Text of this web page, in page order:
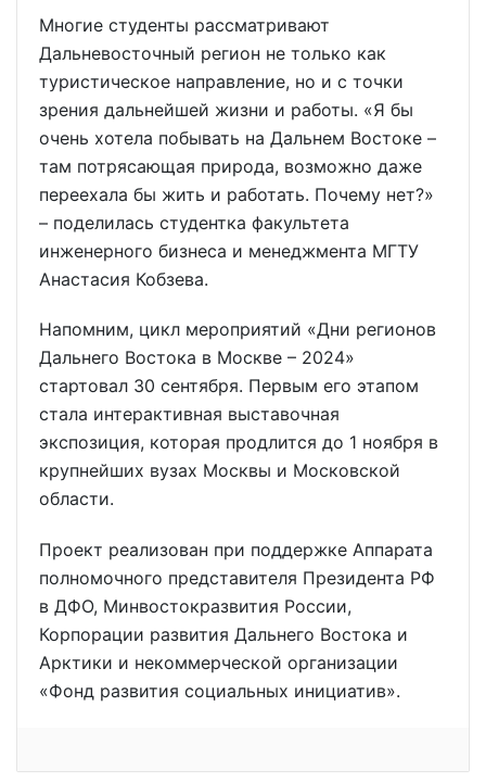
Многие студенты рассматривают
Дальневосточный регион не только как
туристическое направление, но и с точки
зрения дальнейшей жизни и работы. «Я бы
очень хотела побывать на Дальнем Востоке –
там потрясающая природа, возможно даже
переехала бы жить и работать. Почему нет?»
– поделилась студентка факультета
инженерного бизнеса и менеджмента МГТУ
Анастасия Кобзева.
Напомним, цикл мероприятий «Дни регионов
Дальнего Востока в Москве – 2024»
стартовал 30 сентября. Первым его этапом
стала интерактивная выставочная
экспозиция, которая продлится до 1 ноября в
крупнейших вузах Москвы и Московской
области.
Проект реализован при поддержке Аппарата
полномочного представителя Президента РФ
в ДФО, Минвостокразвития России,
Корпорации развития Дальнего Востока и
Арктики и некоммерческой организации
«Фонд развития социальных инициатив».